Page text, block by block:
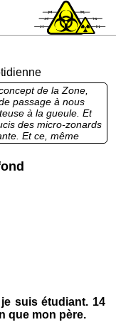
de la Zone,
passage à nous
à la gueule. Et
des micro-zonards
Et ce, même
d'humour de limande
suis étudiant. 14
que mon père.